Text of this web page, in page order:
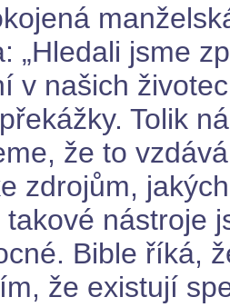
„Hledali jsme
v našich
Tolik
že to
zdrojům,
takové nástroje
Bible říká,
že existují